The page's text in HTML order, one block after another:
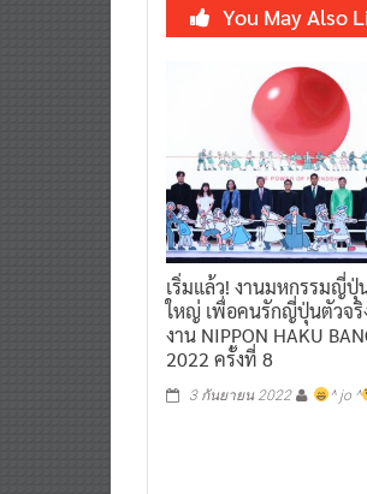
You May Also
เริ่มแล้ว! งานมหกรรมญี่ปุ่
ใหญ่ เพื่อคนรักญี่ปุ่นตัวจริ
งาน NIPPON HAKU
2022 ครั้งที่ 8
3 กันยายน 2022 ^ jo ^